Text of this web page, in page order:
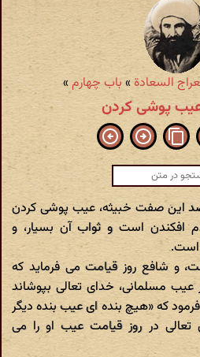
السعادة»باب چهارم »
پوشی کردن
این صفت خبیثه، عیب پوشی کردن
افکندن است و ثواب آن بسیار، و
است.
و شافع روز قیامت می فرماید که
عیب مسلمانی، خدای تعالی بپوشاند
که «هیچ بنده ای عیب بنده دیگر
تعالی در روز قیامت عیب او را می